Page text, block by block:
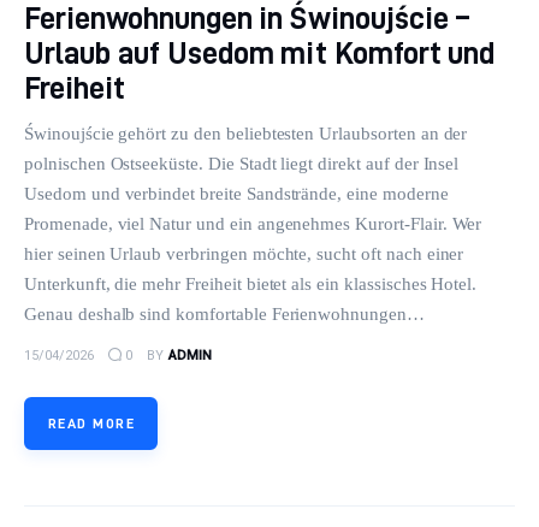
Ferienwohnungen in Świnoujście –
Urlaub auf Usedom mit Komfort und
Freiheit
Świnoujście gehört zu den beliebtesten Urlaubsorten an der
polnischen Ostseeküste. Die Stadt liegt direkt auf der Insel
Usedom und verbindet breite Sandstrände, eine moderne
Promenade, viel Natur und ein angenehmes Kurort-Flair. Wer
hier seinen Urlaub verbringen möchte, sucht oft nach einer
Unterkunft, die mehr Freiheit bietet als ein klassisches Hotel.
Genau deshalb sind komfortable Ferienwohnungen…
15/04/2026 0 BY ADMIN
READ MORE